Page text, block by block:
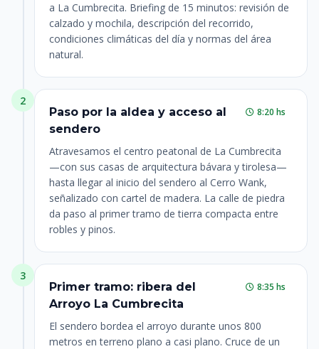
a La Cumbrecita. Briefing de 15 minutos: revisión de
calzado y mochila, descripción del recorrido,
condiciones climáticas del día y normas del área
natural.
2
Paso por la aldea y acceso al
sendero
8:20 hs
Atravesamos el centro peatonal de La Cumbrecita
—con sus casas de arquitectura bávara y tirolesa—
hasta llegar al inicio del sendero al Cerro Wank,
señalizado con cartel de madera. La calle de piedra
da paso al primer tramo de tierra compacta entre
robles y pinos.
3
Primer tramo: ribera del
Arroyo La Cumbrecita
8:35 hs
El sendero bordea el arroyo durante unos 800
metros en terreno plano a casi plano. Cruce de un